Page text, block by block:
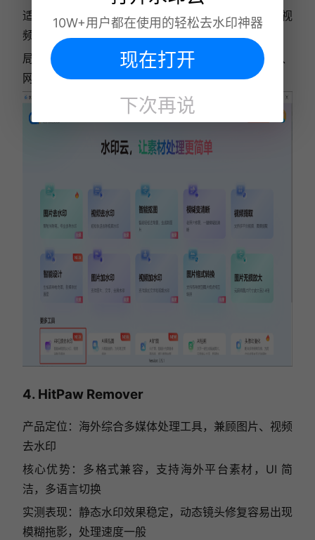
适用场景：本地大量剪辑素材、多段不同时间段水印视
频、注重素材隐私的创作者
局限性：目前只有客户端支持批量处理，移动端APP、
网页不支持批量上传处理
4. HitPaw Remover
产品定位：海外综合多媒体处理工具，兼顾图片、视频
去水印
核心优势：多格式兼容，支持海外平台素材，UI 简
洁，多语言切换
实测表现：静态水印效果稳定，动态镜头修复容易出现
模糊拖影，处理速度一般
10W+用户都在使用的轻松去水印神器
现在打开
下次再说